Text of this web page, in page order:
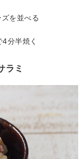
を並べる
分半焼く
ラミ